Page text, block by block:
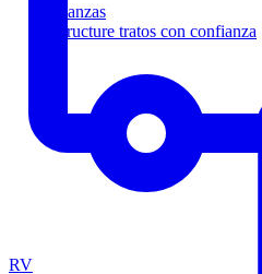
Finanzas
Estructure tratos con confianza
RV